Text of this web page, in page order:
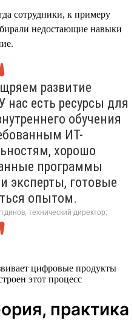
сотрудники, к примеру
недостающие навыки
развитие
нас есть ресурсы для
обучения
ИТ-
хорошо
программы
эксперты, готовые
опытом.
технический директор:
практика